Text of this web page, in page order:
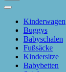
Kinderwagen
Buggys
Babyschalen
Fußsäcke
Kindersitze
Babybetten